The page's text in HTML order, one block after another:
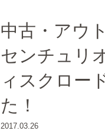
中古・アウ
センチュリ
ィスクロー
た！
2017.03.26